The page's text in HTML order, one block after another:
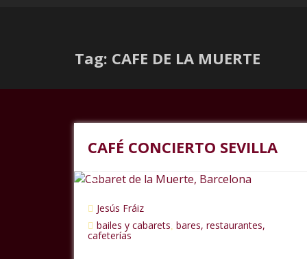
Tag: CAFE DE LA MUERTE
CAFÉ CONCIERTO SEVILLA
Jesús Fráiz
bailes y cabarets, bares, restaurantes,
cafeterías